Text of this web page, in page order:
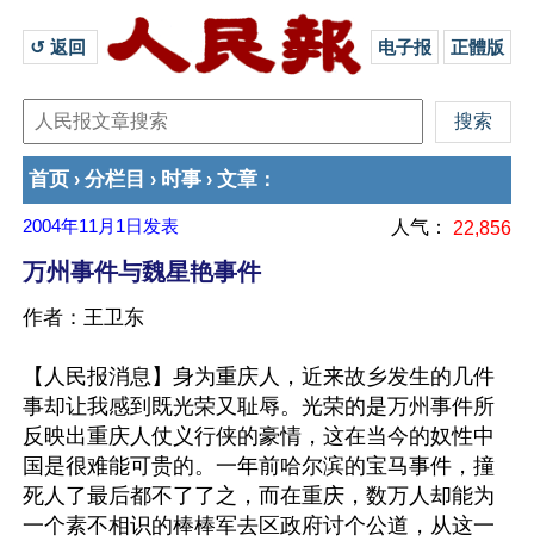
↺ 返回 电子报 正體版
首页 › 分栏目 › 时事 › 文章 ：
2004年11月1日 发表 人气： 22,856
万州事件与魏星艳事件
作者：王卫东
【人民报消息】身为重庆人，近来故乡发生的几件
事却让我感到既光荣又耻辱。光荣的是万州事件所
反映出重庆人仗义行侠的豪情，这在当今的奴性中
国是很难能可贵的。一年前哈尔滨的宝马事件，撞
死人了最后都不了了之，而在重庆，数万人却能为
一个素不相识的棒棒军去区政府讨个公道，从这一